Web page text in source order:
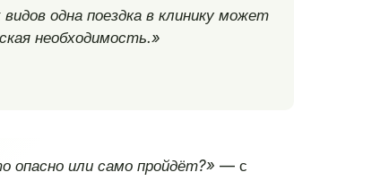
одна поездка в клинику может
необходимость.»
опасно или само пройдёт?» — с